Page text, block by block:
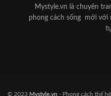
Mystyle.vn là chuyên
phong cách sống mới với
© 2023 Mystyle.vn - Phong cách thế hệ